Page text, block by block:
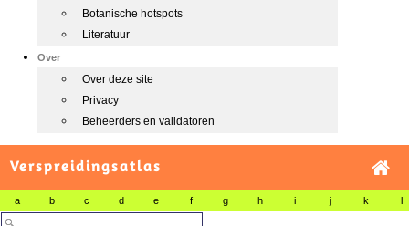
Botanische hotspots
Literatuur
Over
Over deze site
Privacy
Beheerders en validatoren
Verspreidingsatlas
a b c d e f g h i j k l